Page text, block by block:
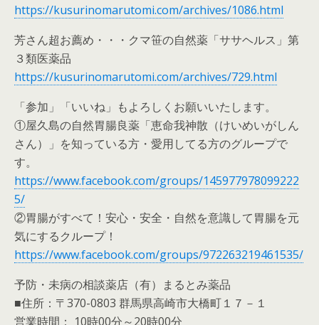
https://kusurinomarutomi.com/archives/1086.html
芳さん超お薦め・・・クマ笹の自然薬「ササヘルス」第
３類医薬品
https://kusurinomarutomi.com/archives/729.html
「参加」「いいね」もよろしくお願いいたします。
①屋久島の自然胃腸良薬「恵命我神散（けいめいがしん
さん）」を知っている方・愛用してる方のグループで
す。
https://www.facebook.com/groups/145977978099222
5/
②胃腸がすべて！安心・安全・自然を意識して胃腸を元
気にするクループ！
https://www.facebook.com/groups/972263219461535/
予防・未病の相談薬店（有）まるとみ薬品
■住所：〒370-0803 群馬県高崎市大橋町１７－１
営業時間： 10時00分～20時00分